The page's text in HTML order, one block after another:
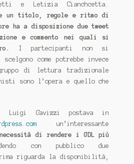
e Letizia Cianchcetta.
un titolo, regole e ritmo di
ha a disposizione due tweet
e commento nei quali si
I partecipanti non si
come potrebbe invece
di lettura tradizionale
sono l’opera e quello che
Luigi Gavizzi postava in
un’interessante
necessità di rendere i GDL più
con pubblico due
riguarda la disponibilità,